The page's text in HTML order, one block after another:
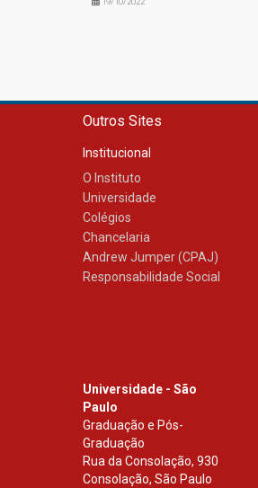
Outros Sites
Institucional
O Instituto
Universidade
Colégios
Chancelaria
Andrew Jumper (CPAJ)
Responsabilidade Social
Universidade - São
Paulo
Graduação e Pós-
Graduação
Rua da Consolação, 930
Consolação, São Paulo